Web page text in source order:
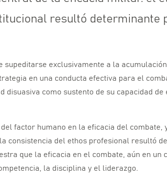
resultó determinante
supeditarse exclusivamente a la
en una conducta efectiva para el
como sustento de su capacidad
factor humano en la eficacia del combate,
la consistencia del ethos profesional resultó
que la eficacia en el combate,
aún en un
la disciplina y el liderazgo.